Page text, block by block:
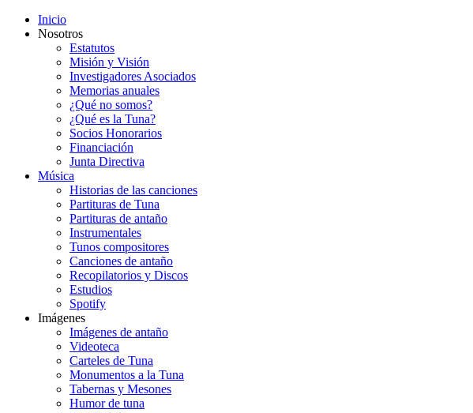
Inicio
Nosotros
Estatutos
Misión y Visión
Investigadores Asociados
Memorias anuales
¿Qué no somos?
¿Qué es la Tuna?
Socios Honorarios
Financiación
Junta Directiva
Música
Historias de las canciones
Partituras de Tuna
Partituras de antaño
Instrumentales
Tunos compositores
Canciones de antaño
Recopilatorios y Discos
Estudios
Spotify
Imágenes
Imágenes de antaño
Videoteca
Carteles de Tuna
Monumentos a la Tuna
Tabernas y Mesones
Humor de tuna